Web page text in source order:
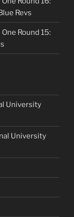
Revs
One Round 15:
University
University